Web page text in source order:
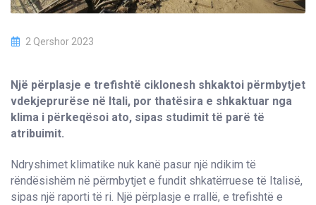
2 Qershor 2023
Një përplasje e trefishtë ciklonesh shkaktoi përmbytjet
vdekjeprurëse në Itali, por thatësira e shkaktuar nga
klima i përkeqësoi ato, sipas studimit të parë të
atribuimit.
Ndryshimet klimatike nuk kanë pasur një ndikim të
rëndësishëm në përmbytjet e fundit shkatërruese të Italisë,
sipas një raporti të ri. Një përplasje e rrallë, e trefishtë e